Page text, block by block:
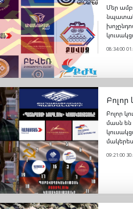
Մեր
08:34:00
Բոլոր
մասն են
09:21:00